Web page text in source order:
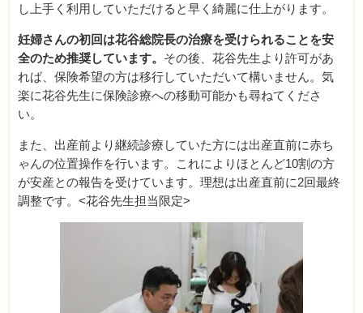
し上手く利用していただけると早く綺麗に仕上がります。
妊婦さんの初回は花谷総院長の治療を受けられることを安
全のため推奨しています。 その後、花谷先生より許可があ
れば、保険希望の方は移行していただいて構いません。気
楽に花谷先生に保険診療への移動可能かも尋ねてくださ
い。
また、出産前より継続診療していた方には出産直前に赤ち
ゃんの位置操作を行います。これによりほとんど10割の方
が安産との報告を受けています。理想は出産直前に2回最終
調整です。<花谷先生担当限定>